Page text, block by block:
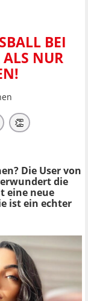
BEI D
NUR S
👏
Die User von
die
eine neue
ist ein echter